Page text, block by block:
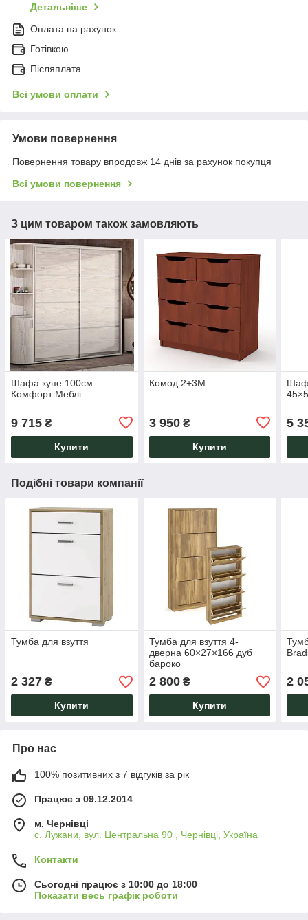
Детальніше
Оплата на рахунок
Готівкою
Післяплата
Всі умови оплати
Умови повернення
Повернення товару впродовж 14 днів за рахунок покупця
Всі умови повернення
З цим товаром також замовляють
Шафа купе 100см
Комфорт Меблі
9 715 ₴
Купити
Комод 2+3М
3 950₴
Купити
5
Подібні товари компанії
Тумба для взуття
2 327 ₴
Купити
Тумба для взуття 4-
дверна 60×27×166 дуб
бароко
2 800₴
Купити
2
Про нас
100% позитивних з 7 відгуків за рік
Працює з 09.12.2014
м. Чернівці
с. Лужани, вул. Центральна 90 , Чернівці, Україна
Контакти
Сьогодні працює з 10:00 до 18:00
Показати весь графік роботи